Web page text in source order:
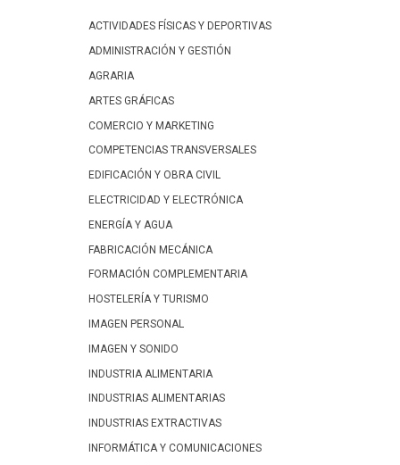
ACTIVIDADES FÍSICAS Y DEPORTIVAS
ADMINISTRACIÓN Y GESTIÓN
AGRARIA
ARTES GRÁFICAS
COMERCIO Y MARKETING
COMPETENCIAS TRANSVERSALES
EDIFICACIÓN Y OBRA CIVIL
ELECTRICIDAD Y ELECTRÓNICA
ENERGÍA Y AGUA
FABRICACIÓN MECÁNICA
FORMACIÓN COMPLEMENTARIA
HOSTELERÍA Y TURISMO
IMAGEN PERSONAL
IMAGEN Y SONIDO
INDUSTRIA ALIMENTARIA
INDUSTRIAS ALIMENTARIAS
INDUSTRIAS EXTRACTIVAS
INFORMÁTICA Y COMUNICACIONES